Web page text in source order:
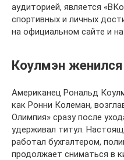
аудиторией, является
спортивных и личных
на официальном сайте и
Коулмэн
Американец Рональд
как Ронни Колеман,
Олимпия» сразу после
удерживал титул.
работал бухгалтером,
продолжает сниматься в